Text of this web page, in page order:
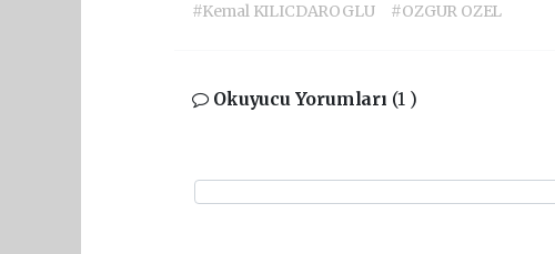
#Kemal KILICDAROGLU
#OZGUR OZEL
Okuyucu Yorumları (1 )